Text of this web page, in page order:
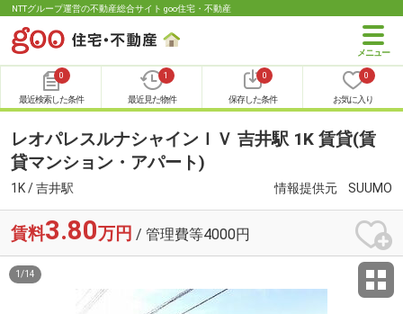
NTTグループ運営の不動産総合サイト goo住宅・不動産
0
最近検索した条件
1
最近見た物件
0
保存した条件
0
お気に入り
レオパレスルナシャインＩＶ 吉井駅 1K 賃貸(賃
貸マンション・アパート)
1K / 吉井駅 情報提供元 SUUMO
賃料3.80万円 / 管理費等4000円
1 /14